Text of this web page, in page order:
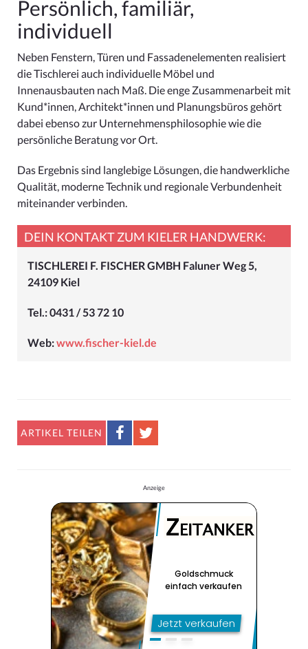
Persönlich, familiär,
individuell
Neben Fenstern, Türen und Fassadenelementen realisiert
die Tischlerei auch individuelle Möbel und
Innenausbauten nach Maß. Die enge Zusammenarbeit mit
Kund*innen, Architekt*innen und Planungsbüros gehört
dabei ebenso zur Unternehmensphilosophie wie die
persönliche Beratung vor Ort.
Das Ergebnis sind langlebige Lösungen, die handwerkliche
Qualität, moderne Technik und regionale Verbundenheit
miteinander verbinden.
DEIN KONTAKT ZUM KIELER HANDWERK:
TISCHLEREI F. FISCHER GMBH Faluner Weg 5,
24109 Kiel
Tel.: 0431 / 53 72 10
Web:www.fischer-kiel.de
ARTIKEL TEILEN
Anzeige